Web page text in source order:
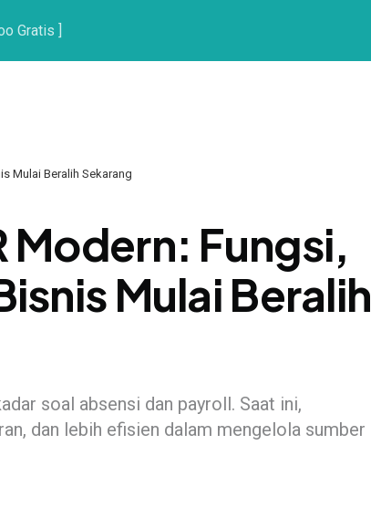
Gratis ]
Mulai Beralih Sekarang
Modern: Fungsi,
Mulai Beralih
soal absensi dan payroll. Saat ini,
dan lebih efisien dalam mengelola sumber